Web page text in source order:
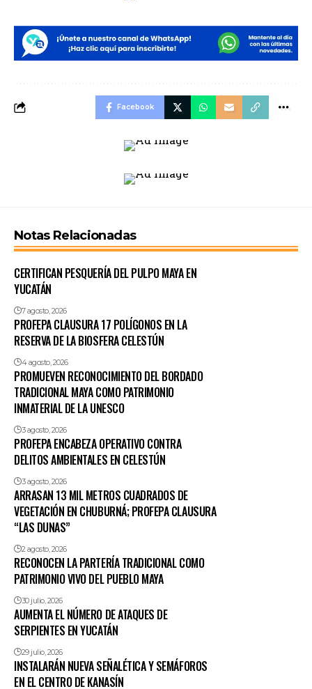
Facebook
Notas Relacionadas
CERTIFICAN PESQUERÍA DEL PULPO MAYA EN
YUCATÁN
7 agosto, 2026
PROFEPA CLAUSURA 17 POLÍGONOS EN LA
RESERVA DE LA BIOSFERA CELESTÚN
4 agosto, 2026
PROMUEVEN RECONOCIMIENTO DEL BORDADO
TRADICIONAL MAYA COMO PATRIMONIO
INMATERIAL DE LA UNESCO
3 agosto, 2026
PROFEPA ENCABEZA OPERATIVO CONTRA
DELITOS AMBIENTALES EN CELESTÚN
3 agosto, 2026
ARRASAN 13 MIL METROS CUADRADOS DE
VEGETACIÓN EN CHUBURNÁ; PROFEPA CLAUSURA
“LAS DUNAS”
2 agosto, 2026
RECONOCEN LA PARTERÍA TRADICIONAL COMO
PATRIMONIO VIVO DEL PUEBLO MAYA
30 julio, 2026
AUMENTA EL NÚMERO DE ATAQUES DE
SERPIENTES EN YUCATÁN
29 julio, 2026
INSTALARÁN NUEVA SEÑALÉTICA Y SEMÁFOROS
EN EL CENTRO DE KANASÍN